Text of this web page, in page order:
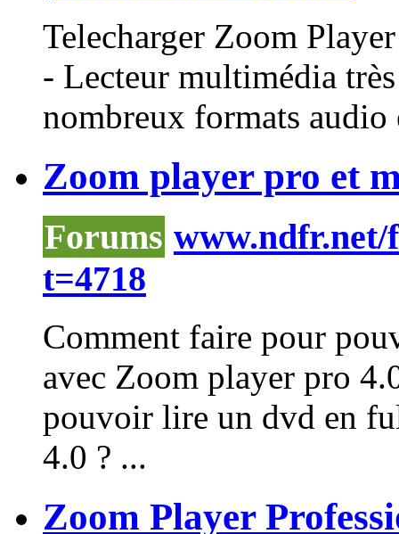
Telecharger Zoom Player
- Lecteur multimédia
nombreux formats
Zoom player pro et
Forums www.ndfr.net/
t=4718
Comment faire pour
avec Zoom player pro
pouvoir lire un dvd en
4.0 ? ...
Zoom Player